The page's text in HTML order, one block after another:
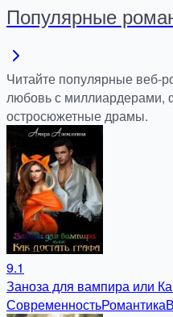
Популярные
Читайте популярные веб-
любовь с миллиардерами,
остросюжетные драмы.
9.1
Заноза для вампира или
СовременностьРомантика